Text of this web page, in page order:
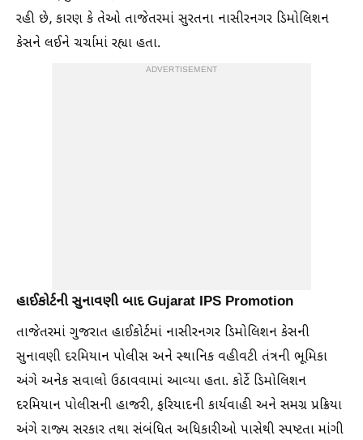
રહી છે, કારણ કે તેઓ તાજેતરમાં સુરતના નાસીરનગર ડિમોલિશન
કેસને લઈને ચર્ચામાં રહ્યા હતા.
ADVERTISEMENT
હાઈકોર્ટની સુનાવણી બાદ Gujarat IPS Promotion
તાજેતરમાં ગુજરાત હાઈકોર્ટમાં નાસીરનગર ડિમોલિશન કેસની
સુનાવણી દરમિયાન પોલીસ અને સ્થાનિક વહીવટી તંત્રની ભૂમિકા
અંગે અનેક સવાલો ઉઠાવવામાં આવ્યા હતા. કોર્ટે ડિમોલિશન
દરમિયાન પોલીસની હાજરી, ફરિયાદની કાર્યવાહી અને સમગ્ર પ્રક્રિયા
અંગે રાજ્ય સરકાર તથા સંબંધિત અધિકારીઓ પાસેથી સ્પષ્ટતા માંગી